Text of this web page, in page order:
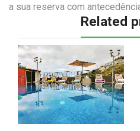
a sua reserva com
Related